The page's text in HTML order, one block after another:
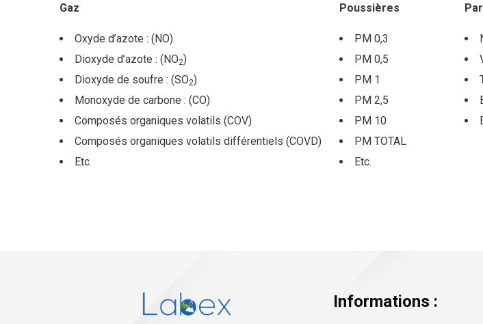
Gaz
Oxyde d’azote : (NO)
Dioxyde d’azote : (NO2)
Dioxyde de soufre : (SO2)
Monoxyde de carbone : (CO)
Composés organiques volatils (COV)
Composés organiques volatils différentiels (COVD)
Etc.
Poussières
PM 0,3
PM 0,5
PM 1
PM 2,5
PM 10
PM TOTAL
Etc.
Informations :